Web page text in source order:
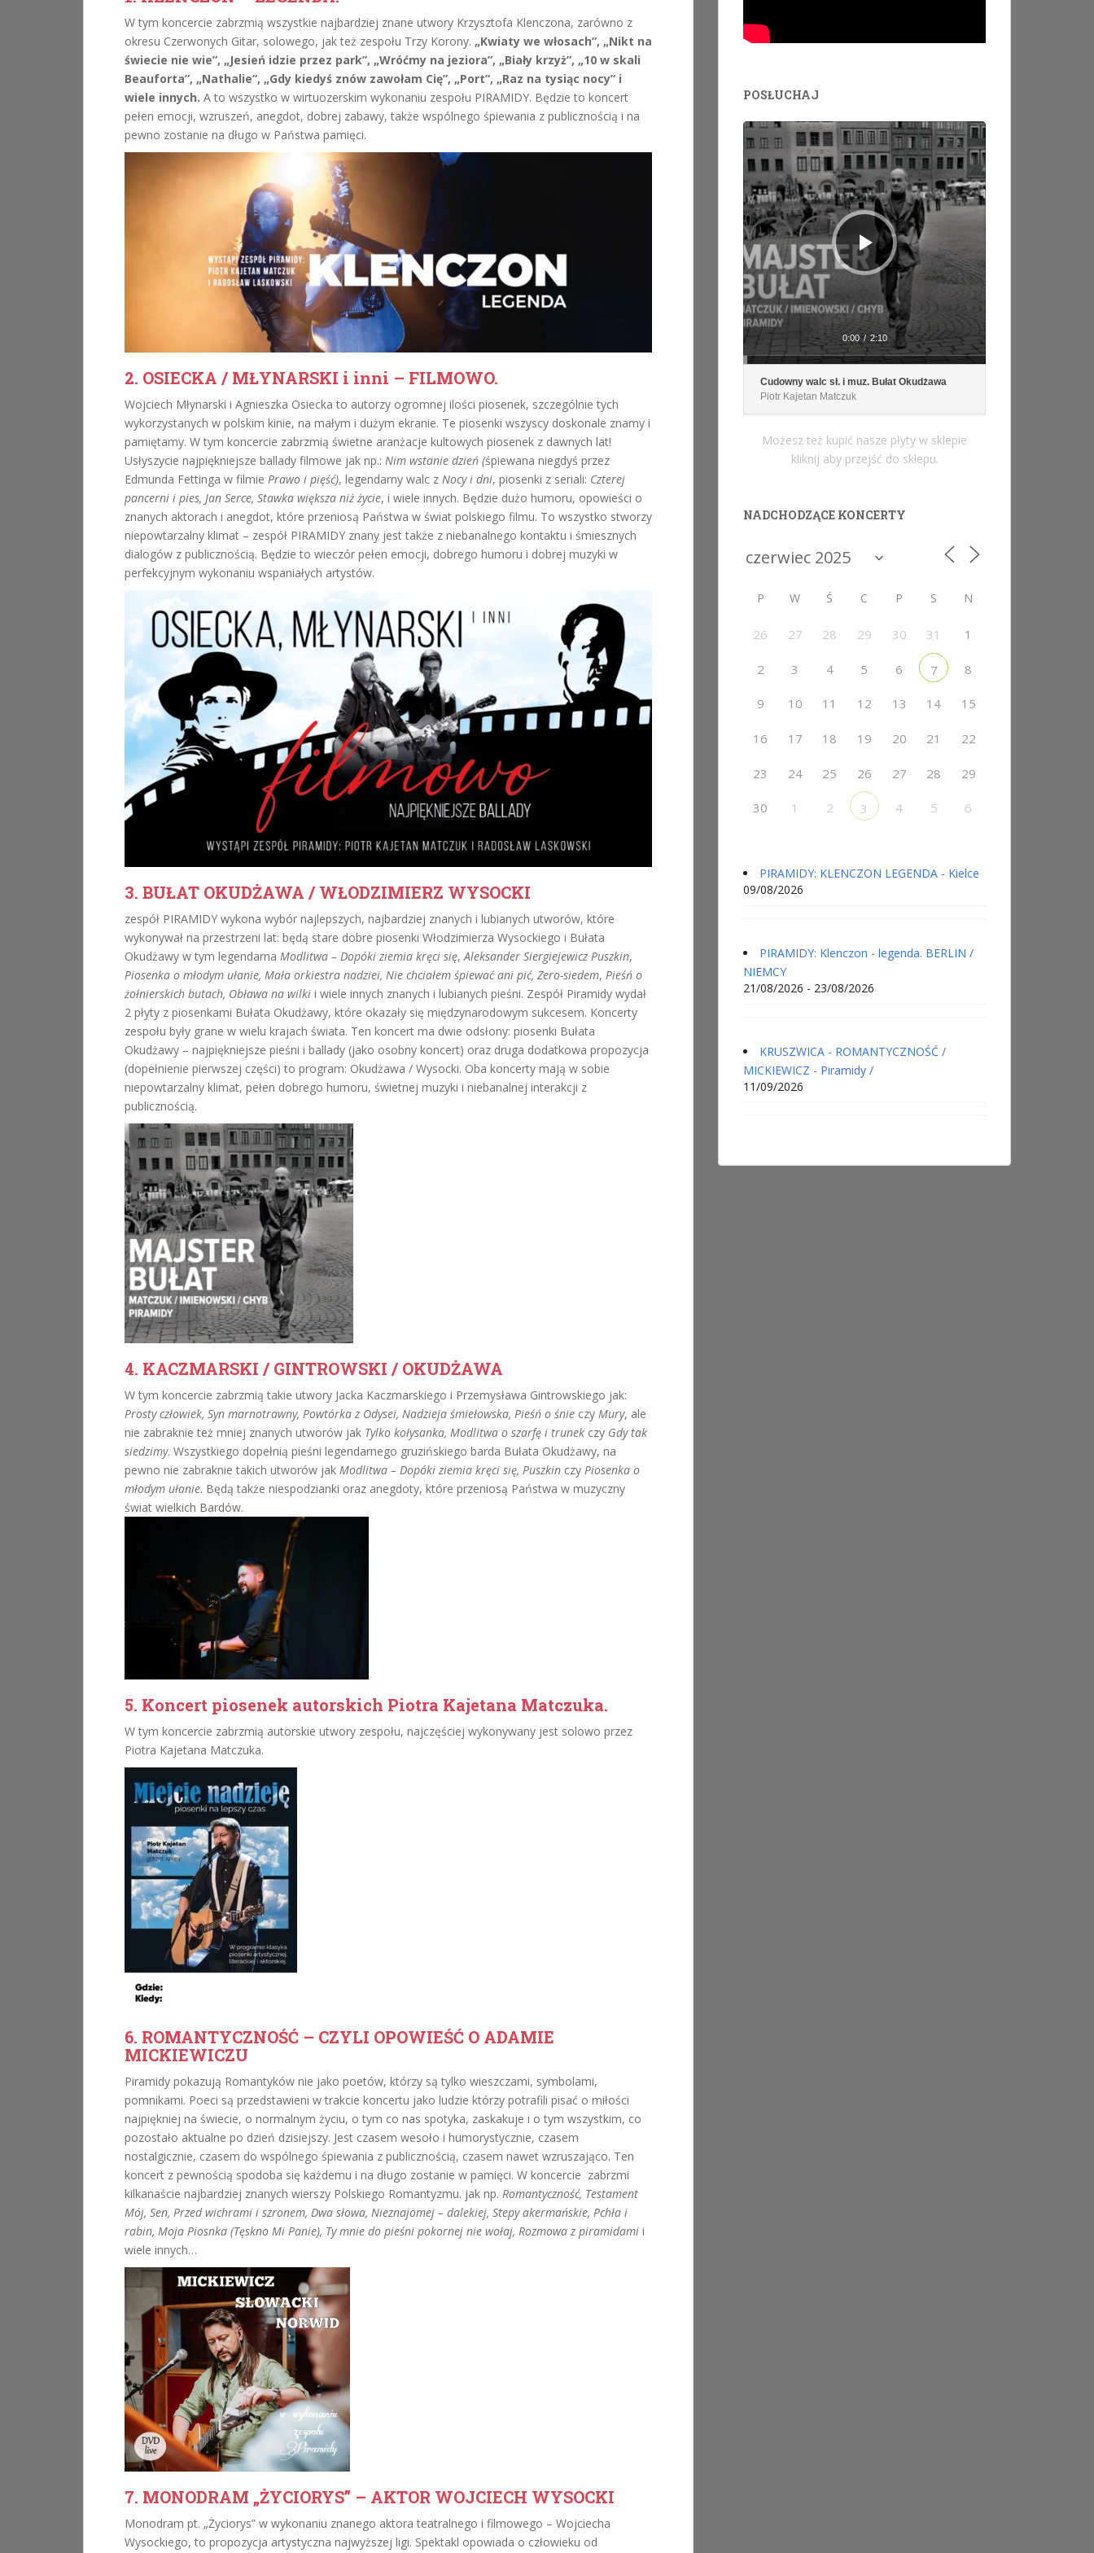
W tym koncercie zabrzmią wszystkie najbardziej znane utwory Krzysztofa Klenczona, zarówno z
okresu Czerwonych Gitar, solowego, jak też zespołu Trzy Korony. „Kwiaty we włosach”, „Nikt na
świecie nie wie”, „Jesień idzie przez park”, „Wróćmy na jeziora”, „Biały krzyż”, „10 w skali
Beauforta”, „Nathalie”, „Gdy kiedyś znów zawołam Cię”, „Port”, „Raz na tysiąc nocy” i
wiele innych. A to wszystko w wirtuozerskim wykonaniu zespołu PIRAMIDY. Będzie to koncert
pełen emocji, wzruszeń, anegdot, dobrej zabawy, także wspólnego śpiewania z publicznością i na
pewno zostanie na długo w Państwa pamięci.
2. OSIECKA / MŁYNARSKI i inni – FILMOWO.
Wojciech Młynarski i Agnieszka Osiecka to autorzy ogromnej ilości piosenek, szczególnie tych
wykorzystanych w polskim kinie, na małym i dużym ekranie. Te piosenki wszyscy doskonale znamy i
pamiętamy. W tym koncercie zabrzmią świetne aranżacje kultowych piosenek z dawnych lat!
Usłyszycie najpiękniejsze ballady filmowe jak np.: Nim wstanie dzień (śpiewana niegdyś przez
Edmunda Fettinga w filmie Prawo i pięść), legendarny walc z Nocy i dni, piosenki z seriali: Czterej
pancerni i pies, Jan Serce, Stawka większa niż życie, i wiele innych. Będzie dużo humoru, opowieści o
znanych aktorach i anegdot, które przeniosą Państwa w świat polskiego filmu. To wszystko stworzy
niepowtarzalny klimat – zespół PIRAMIDY znany jest także z niebanalnego kontaktu i śmiesznych
dialogów z publicznością. Będzie to wieczór pełen emocji, dobrego humoru i dobrej muzyki w
perfekcyjnym wykonaniu wspaniałych artystów.
3. BUŁAT OKUDŻAWA / WŁODZIMIERZ WYSOCKI
zespół PIRAMIDY wykona wybór najlepszych, najbardziej znanych i lubianych utworów, które
wykonywał na przestrzeni lat: będą stare dobre piosenki Włodzimierza Wysockiego i Bułata
Okudżawy w tym legendarna Modlitwa – Dopóki ziemia kręci się, Aleksander Siergiejewicz Puszkin,
Piosenka o młodym ułanie, Mała orkiestra nadziei, Nie chciałem śpiewać ani pić, Zero-siedem, Pieśń o
żołnierskich butach, Obława na wilki i wiele innych znanych i lubianych pieśni. Zespół Piramidy wydał
2 płyty z piosenkami Bułata Okudżawy, które okazały się międzynarodowym sukcesem. Koncerty
zespołu były grane w wielu krajach świata. Ten koncert ma dwie odsłony: piosenki Bułata
Okudżawy – najpiękniejsze pieśni i ballady (jako osobny koncert) oraz druga dodatkowa propozycja
(dopełnienie pierwszej części) to program: Okudżawa / Wysocki. Oba koncerty mają w sobie
niepowtarzalny klimat, pełen dobrego humoru, świetnej muzyki i niebanalnej interakcji z
publicznością.
4. KACZMARSKI / GINTROWSKI / OKUDŻAWA
W tym koncercie zabrzmią takie utwory Jacka Kaczmarskiego i Przemysława Gintrowskiego jak:
Prosty człowiek, Syn marnotrawny, Powtórka z Odysei, Nadzieja śmiełowska, Pieśń o śnie czy Mury, ale
nie zabraknie też mniej znanych utworów jak Tylko kołysanka, Modlitwa o szarfę i trunek czy Gdy tak
siedzimy. Wszystkiego dopełnią pieśni legendarnego gruzińskiego barda Bułata Okudżawy, na
pewno nie zabraknie takich utworów jak Modlitwa – Dopóki ziemia kręci się, Puszkin czy Piosenka o
młodym ułanie. Będą także niespodzianki oraz anegdoty, które przeniosą Państwa w muzyczny
świat wielkich Bardów.
5. Koncert piosenek autorskich Piotra Kajetana Matczuka.
W tym koncercie zabrzmią autorskie utwory zespołu, najczęściej wykonywany jest solowo przez
Piotra Kajetana Matczuka.
6. ROMANTYCZNOŚĆ – CZYLI OPOWIEŚĆ O ADAMIE
MICKIEWICZU
Piramidy pokazują Romantyków nie jako poetów, którzy są tylko wieszczami, symbolami,
pomnikami. Poeci są przedstawieni w trakcie koncertu jako ludzie którzy potrafili pisać o miłości
najpiękniej na świecie, o normalnym życiu, o tym co nas spotyka, zaskakuje i o tym wszystkim, co
pozostało aktualne po dzień dzisiejszy. Jest czasem wesoło i humorystycznie, czasem
nostalgicznie, czasem do wspólnego śpiewania z publicznością, czasem nawet wzruszająco. Ten
koncert z pewnością spodoba się każdemu i na długo zostanie w pamięci. W koncercie zabrzmi
kilkanaście najbardziej znanych wierszy Polskiego Romantyzmu. jak np. Romantyczność, Testament
Mój, Sen, Przed wichrami i szronem, Dwa słowa, Nieznajomej – dalekiej, Stepy akermańskie, Pchła i
rabin, Moja Piosnka (Tęskno Mi Panie), Ty mnie do pieśni pokornej nie wołaj, Rozmowa z piramidami i
wiele innych…
7. MONODRAM „ŻYCIORYS” – AKTOR WOJCIECH WYSOCKI
Monodram pt. „Życiorys” w wykonaniu znanego aktora teatralnego i filmowego – Wojciecha
Wysockiego, to propozycja artystyczna najwyższej ligi. Spektakl opowiada o człowieku od
POSŁUCHAJ
Odtwarzacz
plików
dźwiękowych
0:00 / 2:10
Cudowny walc sł. i muz. Bułat Okudżawa
Piotr Kajetan Matczuk
Możesz też kupić nasze płyty w sklepie
kliknij aby przejść do sklepu.
NADCHODZĄCE KONCERTY
P W Ś C P S N
26 27 28 29 30 31 1
2 3 4 5 6 7 8
9 10 11 12 13 14 15
16 17 18 19 20 21 22
23 24 25 26 27 28 29
30 1 2 3 4 5 6
PIRAMIDY: KLENCZON LEGENDA - Kielce
09/08/2026
PIRAMIDY: Klenczon - legenda. BERLIN /
NIEMCY
21/08/2026 - 23/08/2026
KRUSZWICA - ROMANTYCZNOŚĆ /
MICKIEWICZ - Piramidy /
11/09/2026